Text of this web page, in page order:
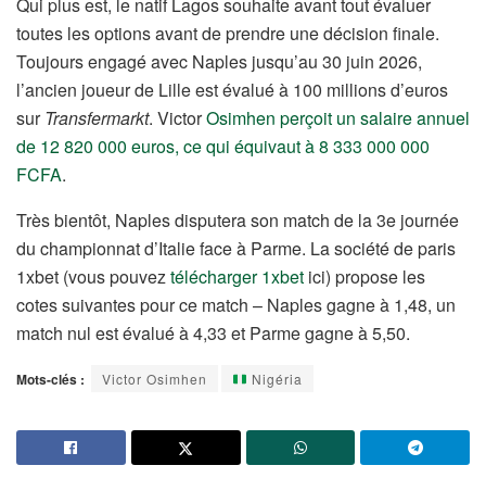
toutes les options avant de prendre une décision finale.
Toujours engagé avec Naples jusqu’au 30 juin 2026,
l’ancien joueur de Lille est évalué à 100 millions d’euros
sur Transfermarkt. VictorOsimhen perçoit un salaire annuel
de 12 820 000 euros, ce qui équivaut à 8 333 000 000
FCFA.
Très bientôt, Naples disputera son match de la 3e journée
du championnat d’Italie face à Parme. La société de paris
1xbet (vous pouveztélécharger 1xbet ici) propose les
cotes suivantes pour ce match – Naples gagne à 1,48, un
match nul est évalué à 4,33 et Parme gagne à 5,50.
Mots-clés : Victor Osimhen Nigéria